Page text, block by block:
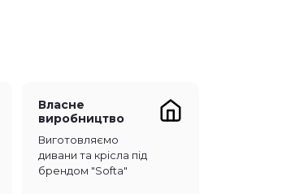
Власне
виробництво
Виготовляємо
дивани та крісла під
брендом "Softa"